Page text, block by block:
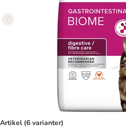
Artikel (6 varianter)